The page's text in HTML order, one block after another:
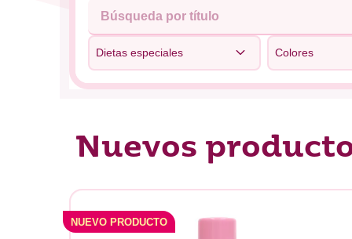
Dietas especiales Colores
Nuevos
NUEVO PRODUCTO